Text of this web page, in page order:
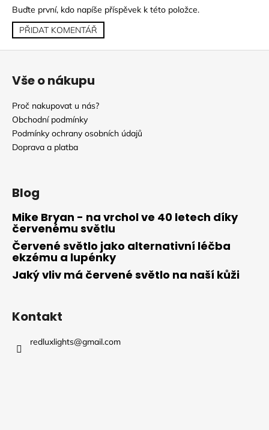
Buďte první, kdo napíše příspěvek k této položce.
PŘIDAT KOMENTÁŘ
Vše o nákupu
Proč nakupovat u nás?
Obchodní podmínky
Podmínky ochrany osobních údajů
Doprava a platba
Blog
Mike Bryan - na vrchol ve 40 letech díky
červenému světlu
Červené světlo jako alternativní léčba
ekzému a lupénky
Jaký vliv má červené světlo na naší kůži
Kontakt
redluxlights@gmail.com